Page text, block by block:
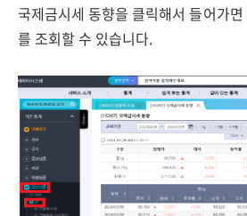
국제금시세 동향을 클릭해서 들어가
를 조회할 수 있습니다.